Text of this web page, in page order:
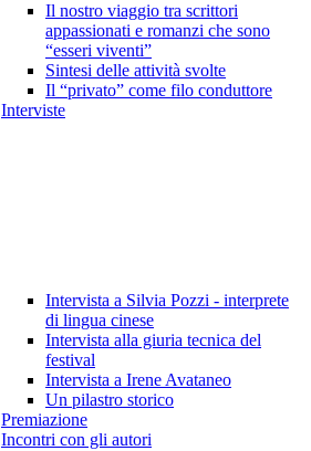
Il nostro viaggio tra scrittori
appassionati e romanzi che sono
“esseri viventi”
Sintesi delle attività svolte
Il “privato” come filo conduttore
Interviste
Intervista a Silvia Pozzi - interprete
di lingua cinese
Intervista alla giuria tecnica del
festival
Intervista a Irene Avataneo
Un pilastro storico
Premiazione
Incontri con gli autori